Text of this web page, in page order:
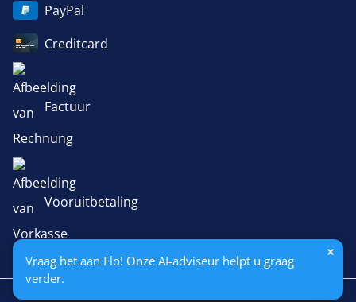
Vraag het aan Flo! Onze AI-adviseur helpt u graag
verder.
PayPal
Creditcard
Factuur
Vooruitbetaling